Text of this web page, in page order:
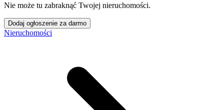
Nie może tu zabraknąć Twojej nieruchomości.
Dodaj ogłoszenie za darmo
Nieruchomości